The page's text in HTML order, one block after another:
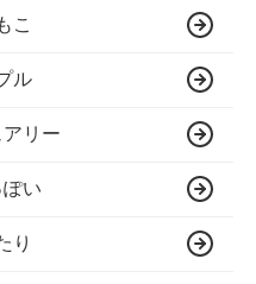
こ
ル
リー
い
り